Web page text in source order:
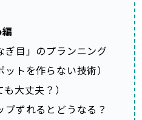
ぎ目」のプランニング
ットを作らない技術）
大丈夫？）
プずれるとどうなる？